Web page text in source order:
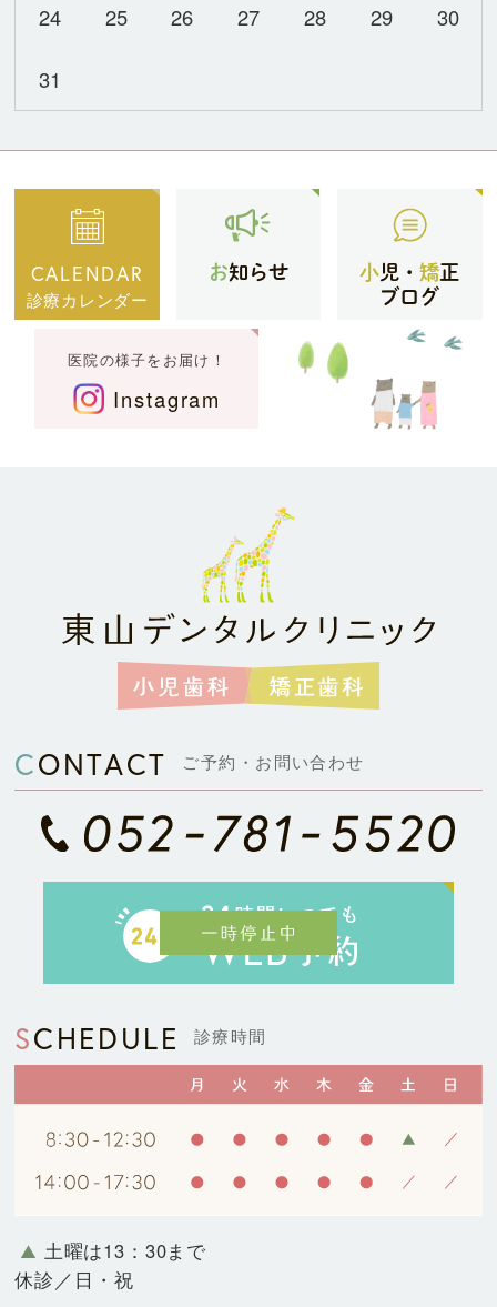
24 25 26 27 28 29 30
31
CALENDAR
診療カレンダー
お知らせ 小児・矯正
ブログ
医院の様子をお届け！
Instagram
CONTACT ご予約・お問い合わせ
SCHEDULE 診療時間
土曜は13：30まで
休診／日・祝